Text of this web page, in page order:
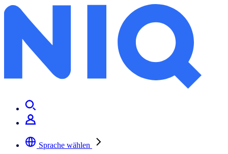
Sprache wählen